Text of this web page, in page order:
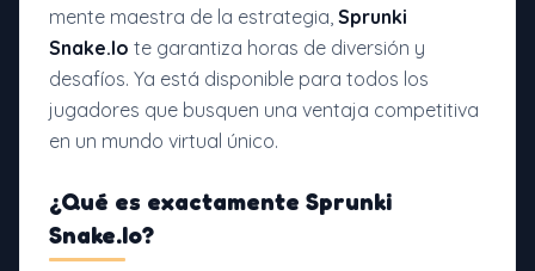
mente maestra de la estrategia, Sprunki
Snake.Io te garantiza horas de diversión y
desafíos. Ya está disponible para todos los
jugadores que busquen una ventaja competitiva
en un mundo virtual único.
¿Qué es exactamente Sprunki
Snake.Io?